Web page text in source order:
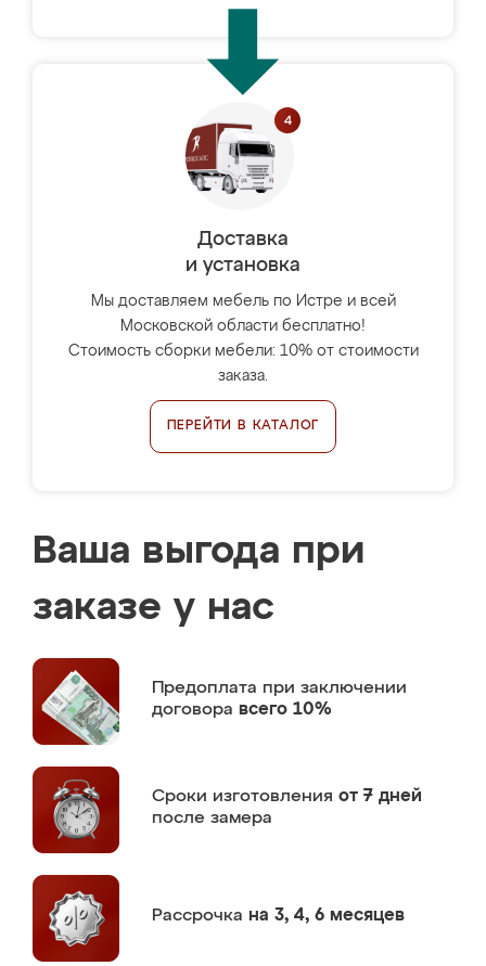
Доставка
и установка
Мы доставляем мебель по Истре и всей
Московской области бесплатно!
Стоимость сборки мебели: 10% от стоимости
заказа.
ПЕРЕЙТИ В КАТАЛОГ
Ваша выгода при
заказе у нас
Предоплата при заключении
договора всего 10%
Сроки изготовления от 7 дней
после замера
Рассрочка на 3, 4, 6 месяцев